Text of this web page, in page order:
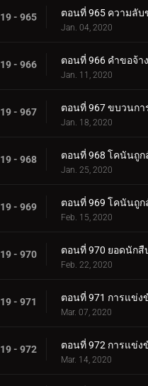
19 - 965
Jan. 04, 2020
19 - 966
Jan. 11, 2020
19 - 967
Jan. 18, 2020
19 - 968
Jan. 25, 2020
19 - 969
Feb. 15, 2020
19 - 970
Feb. 22, 2020
19 - 971
Mar. 07, 2020
19 - 972
Mar. 14, 2020